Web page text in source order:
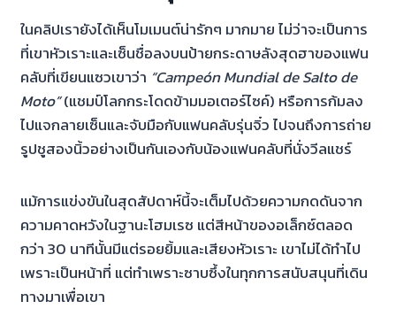
ในคลิปเรายังได้เห็นโมเมนต์น่ารักๆ มากมาย ไม่ว่าจะเป็นการ
ที่เขาหัวเราะและเซ็นชื่อลงบนป้ายกระดาษลังสุดฮาของแฟน
คลับที่เขียนแซวเขาว่า “Campeón Mundial de Salto de
Moto”(แชมป์โลกกระโดดข้ามมอเตอร์ไซค์) หรือการก้มลง
ไปแจกลายเซ็นและจับมือกับแฟนคลับรุ่นจิ๋ว ไปจนถึงการถ่าย
รูปชูสองนิ้วอย่างเป็นกันเองกับน้องแฟนคลับที่นั่งวีลแชร์
แม้การแข่งขันในสุดสัปดาห์นี้จะเต็มไปด้วยความกดดันจาก
ความคาดหวังในฐานะโฮมเรซ แต่สีหน้าของอเล็กซ์ตลอด
กว่า 30 นาทีนั้นมีแต่รอยยิ้มและเสียงหัวเราะ เขาไม่ได้ทำไป
เพราะเป็นหน้าที่ แต่ทำเพราะซาบซึ้งในทุกการสนับสนุนที่เดิน
ทางมาเพื่อเขา